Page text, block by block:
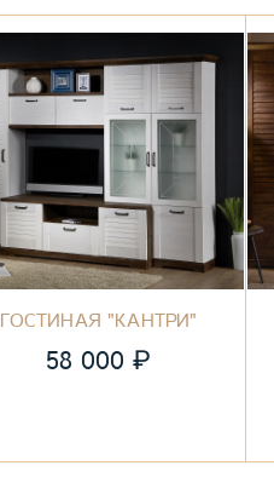
ГОСТИНАЯ "КАНТРИ"
58 000 ₽